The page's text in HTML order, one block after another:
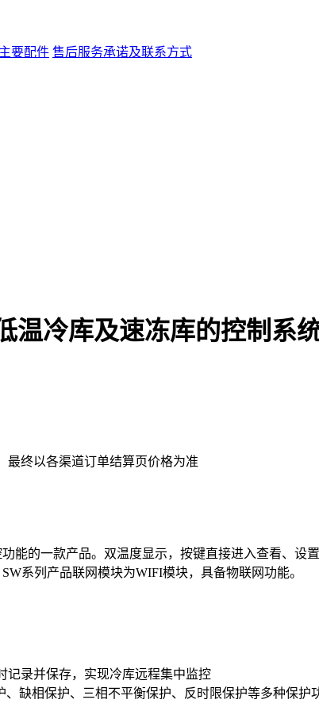
要配件 售后服务承诺及联系方式
温冷库及速冻库的控制系
最终以各渠道订单结算页价格为准
能的一款产品。双温度显示，按键直接进入查看、
系列产品联网模块为WIFI模块，具备物联网功能。
记录并保存，实现冷库远程集中监控
缺相保护、三相不平衡保护、反时限保护等多种保护